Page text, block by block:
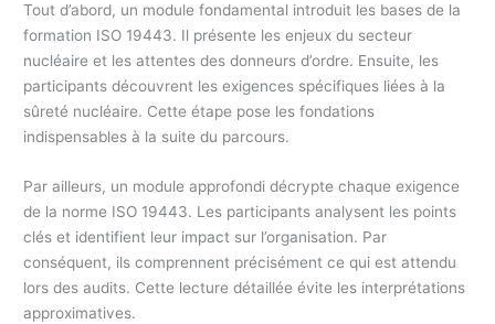
Tout d’abord, un module fondamental introduit les bases de la
formation ISO 19443. Il présente les enjeux du secteur
nucléaire et les attentes des donneurs d’ordre. Ensuite, les
participants découvrent les exigences spécifiques liées à la
sûreté nucléaire. Cette étape pose les fondations
indispensables à la suite du parcours.
Par ailleurs, un module approfondi décrypte chaque exigence
de la norme ISO 19443. Les participants analysent les points
clés et identifient leur impact sur l’organisation. Par
conséquent, ils comprennent précisément ce qui est attendu
lors des audits. Cette lecture détaillée évite les interprétations
approximatives.